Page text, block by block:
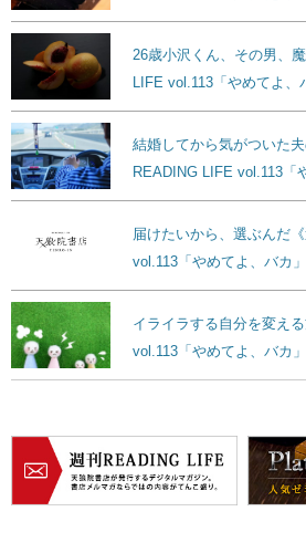
26歳小沢くん、その男、
LIFE vol.113「やめてよ、
結婚してから気がついた
READING LIFE vol.113「
届けたいから、選ぶんだ
vol.113「やめてよ、バカ」
イライラする自分を変え
vol.113「やめてよ、バカ」